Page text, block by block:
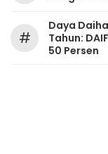
#
Daya
Tahun:
50 Persen